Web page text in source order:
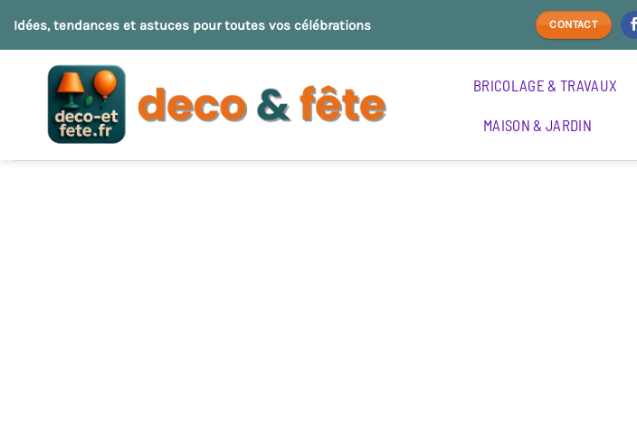
au
Idées, tendances et astuces pour toutes vos célébrations CONTACT
BRICOLAGE & TRAVAUX
MAISON & JARDIN